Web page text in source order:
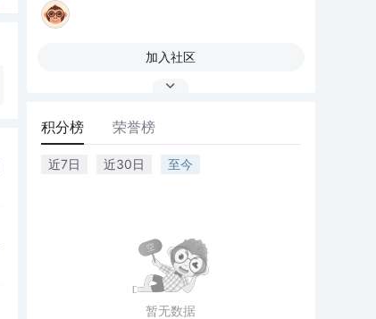
加入社区
积分榜 荣誉榜
近7日 近30日 至今
暂无数据